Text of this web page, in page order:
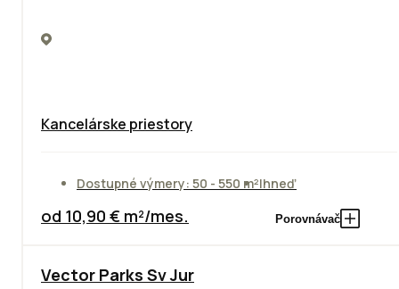
Kancelárske priestory
Dostupné výmery: 50 - 550 m²Ihneď
od 10,90 € m²/mes. Porovnávač
Vector Parks Sv Jur